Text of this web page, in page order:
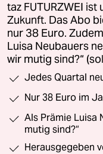
taz FUTURZWEI
Zukunft. Das Abo
nur 38 Euro.
Luisa Neubauers
wir mutig sind?“
Jedes Quartal
Nur 38 Euro im
Als Prämie Luisa
mutig sind?“
Herausgegeben